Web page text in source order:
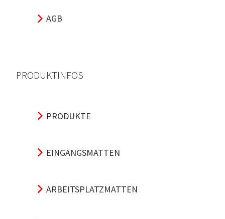
AGB
PRODUKTINFOS
PRODUKTE
EINGANGSMATTEN
ARBEITSPLATZMATTEN